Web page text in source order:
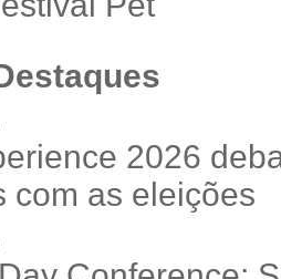
2026
com as eleições